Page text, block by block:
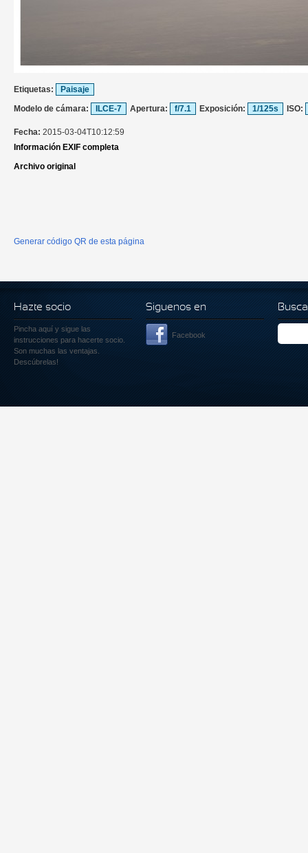
Etiquetas:
Paisaje
Modelo de cámara:
ILCE-7 Apertura: f/7.1 Exposición: 1/125s ISO:
Fecha: 2015-03-04T10:12:59
Información EXIF completa
Archivo original
Generar código QR de esta página
Hazte socio
Pincha aquí y sigue las
instrucciones para hacerte socio.
Son muchas las ventajas.
Descúbrelas!
Siguenos en
Facebook